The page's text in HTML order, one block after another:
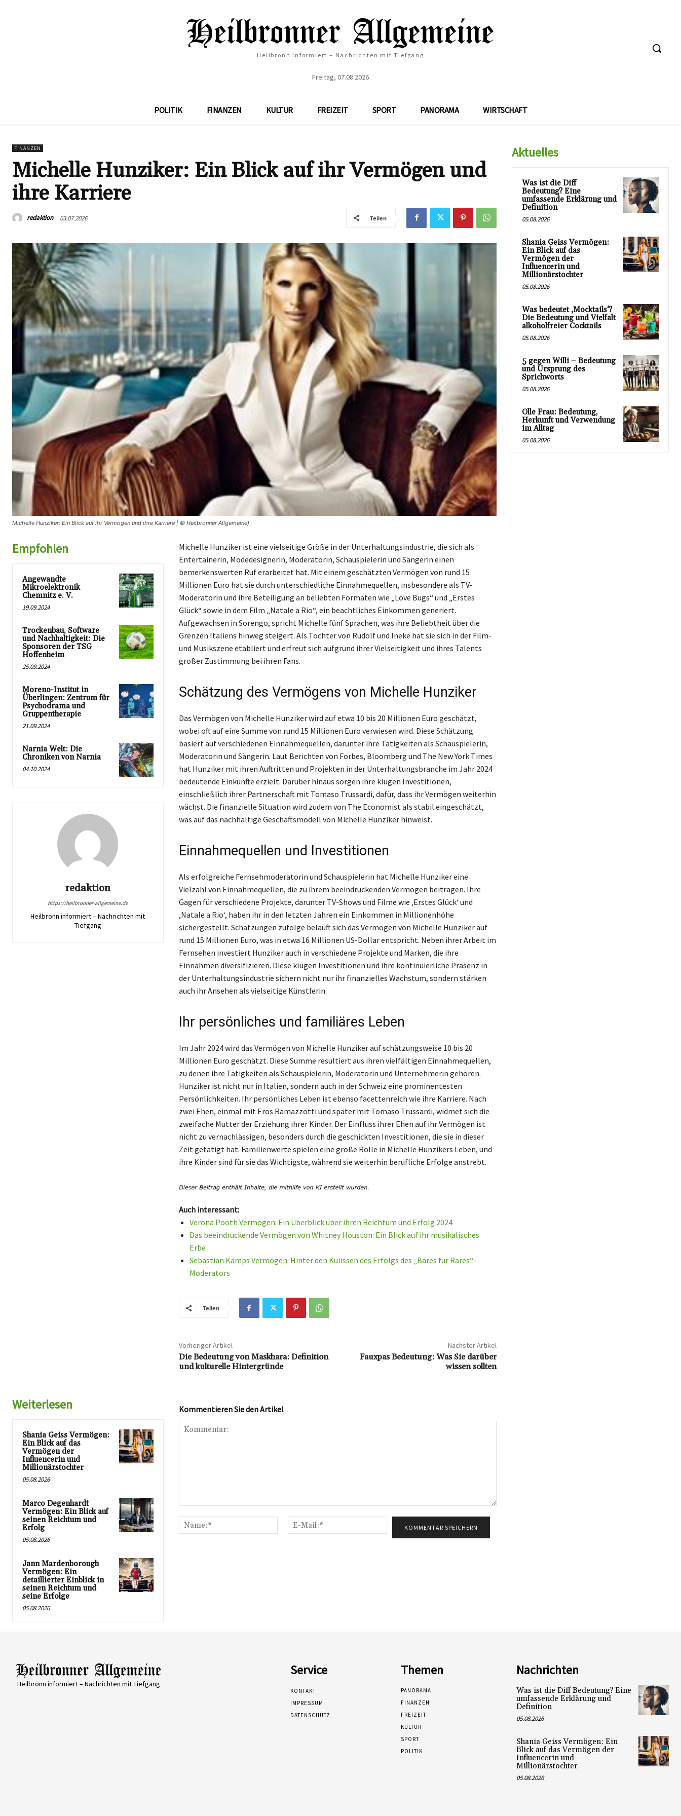
Heilbronn informiert – Nachrichten mit Tiefgang
Freitag, 07.08.2026
POLITIK FINANZEN KULTUR FREIZEIT SPORT PANORAMA WIRTSCHAFT
FINANZEN
Michelle Hunziker: Ein Blick auf ihr Vermögen und
ihre Karriere
redaktion 03.07.2026 Teilen
Michelle Hunziker: Ein Blick auf ihr Vermögen und ihre Karriere | © Heilbronner Allgemeine)
Empfohlen
Angewandte
Mikroelektronik
Chemnitz e. V.
19.09.2024
Trockenbau, Software
und Nachhaltigkeit: Die
Sponsoren der TSG
Hoffenheim
25.09.2024
Moreno-Institut in
Überlingen: Zentrum für
Psychodrama und
Gruppentherapie
21.09.2024
Narnia Welt: Die
Chroniken von Narnia
04.10.2024
redaktion
https://heilbronner-allgemeine.de
Heilbronn informiert – Nachrichten mit
Tiefgang
Michelle Hunziker ist eine vielseitige Größe in der Unterhaltungsindustrie, die sich als
Entertainerin, Modedesignerin, Moderatorin, Schauspielerin und Sängerin einen
bemerkenswerten Ruf erarbeitet hat. Mit einem geschätzten Vermögen von rund 15
Millionen Euro hat sie durch unterschiedliche Einnahmequellen, insbesondere als TV-
Moderatorin und ihre Beteiligung an beliebten Formaten wie „Love Bugs“ und „Erstes
Glück“ sowie in dem Film „Natale a Rio“, ein beachtliches Einkommen generiert.
Aufgewachsen in Sorengo, spricht Michelle fünf Sprachen, was ihre Beliebtheit über die
Grenzen Italiens hinweg steigert. Als Tochter von Rudolf und Ineke hat sie sich in der Film-
und Musikszene etabliert und erfreut sich aufgrund ihrer Vielseitigkeit und ihres Talents
großer Zustimmung bei ihren Fans.
Schätzung des Vermögens von Michelle Hunziker
Das Vermögen von Michelle Hunziker wird auf etwa 10 bis 20 Millionen Euro geschätzt,
wobei oft auf eine Summe von rund 15 Millionen Euro verwiesen wird. Diese Schätzung
basiert auf verschiedenen Einnahmequellen, darunter ihre Tätigkeiten als Schauspielerin,
Moderatorin und Sängerin. Laut Berichten von Forbes, Bloomberg und The New York Times
hat Hunziker mit ihren Auftritten und Projekten in der Unterhaltungsbranche im Jahr 2024
bedeutende Einkünfte erzielt. Darüber hinaus sorgen ihre klugen Investitionen,
einschließlich ihrer Partnerschaft mit Tomaso Trussardi, dafür, dass ihr Vermögen weiterhin
wächst. Die finanzielle Situation wird zudem von The Economist als stabil eingeschätzt,
was auf das nachhaltige Geschäftsmodell von Michelle Hunziker hinweist.
Einnahmequellen und Investitionen
Als erfolgreiche Fernsehmoderatorin und Schauspielerin hat Michelle Hunziker eine
Vielzahl von Einnahmequellen, die zu ihrem beeindruckenden Vermögen beitragen. Ihre
Gagen für verschiedene Projekte, darunter TV-Shows und Filme wie ‚Erstes Glück‘ und
‚Natale a Rio‘, haben ihr in den letzten Jahren ein Einkommen in Millionenhöhe
sichergestellt. Schätzungen zufolge beläuft sich das Vermögen von Michelle Hunziker auf
rund 15 Millionen Euro, was in etwa 16 Millionen US-Dollar entspricht. Neben ihrer Arbeit im
Fernsehen investiert Hunziker auch in verschiedene Projekte und Marken, die ihre
Einnahmen diversifizieren. Diese klugen Investitionen und ihre kontinuierliche Präsenz in
der Unterhaltungsindustrie sichern nicht nur ihr finanzielles Wachstum, sondern stärken
auch ihr Ansehen als vielseitige Künstlerin.
Ihr persönliches und familiäres Leben
Im Jahr 2024 wird das Vermögen von Michelle Hunziker auf schätzungsweise 10 bis 20
Millionen Euro geschätzt. Diese Summe resultiert aus ihren vielfältigen Einnahmequellen,
zu denen ihre Tätigkeiten als Schauspielerin, Moderatorin und Unternehmerin gehören.
Hunziker ist nicht nur in Italien, sondern auch in der Schweiz eine prominentesten
Persönlichkeiten. Ihr persönliches Leben ist ebenso facettenreich wie ihre Karriere. Nach
zwei Ehen, einmal mit Eros Ramazzotti und später mit Tomaso Trussardi, widmet sich die
zweifache Mutter der Erziehung ihrer Kinder. Der Einfluss ihrer Ehen auf ihr Vermögen ist
nicht zu vernachlässigen, besonders durch die geschickten Investitionen, die sie in dieser
Zeit getätigt hat. Familienwerte spielen eine große Rolle in Michelle Hunzikers Leben, und
ihre Kinder sind für sie das Wichtigste, während sie weiterhin berufliche Erfolge anstrebt.
Auch interessant:
Verona Pooth Vermögen: Ein Überblick über ihren Reichtum und Erfolg 2024
Das beeindruckende Vermögen von Whitney Houston: Ein Blick auf ihr musikalisches
Erbe
Sebastian Kamps Vermögen: Hinter den Kulissen des Erfolgs des „Bares für Rares“-
Moderators
Teilen
Vorheriger Artikel
Die Bedeutung von Maskhara: Definition
und kulturelle Hintergründe
Nächster Artikel
Fauxpas Bedeutung: Was Sie darüber
wissen sollten
Weiterlesen
Shania Geiss Vermögen:
Ein Blick auf das
Vermögen der
Influencerin und
Millionärstochter
05.08.2026
Marco Degenhardt
Vermögen: Ein Blick auf
seinen Reichtum und
Erfolg
05.08.2026
Jann Mardenborough
Vermögen: Ein
detaillierter Einblick in
seinen Reichtum und
seine Erfolge
05.08.2026
Kommentieren Sie den Artikel
Name:*
Mail:*
Aktuelles
Was ist die Diff
Bedeutung? Eine
umfassende Erklärung und
Definition
05.08.2026
Shania Geiss Vermögen:
Ein Blick auf das
Vermögen der
Influencerin und
Millionärstochter
05.08.2026
Was bedeutet ‚Mocktails‘?
Die Bedeutung und Vielfalt
alkoholfreier Cocktails
05.08.2026
5 gegen Willi – Bedeutung
und Ursprung des
Sprichworts
05.08.2026
Olle Frau: Bedeutung,
Herkunft und Verwendung
im Alltag
05.08.2026
Heilbronn informiert – Nachrichten mit Tiefgang
Service
KONTAKT
IMPRESSUM
DATENSCHUTZ
Themen
PANORAMA
FINANZEN
FREIZEIT
KULTUR
SPORT
POLITIK
Nachrichten
Was ist die Diff Bedeutung? Eine
umfassende Erklärung und
Definition
05.08.2026
Shania Geiss Vermögen: Ein
Blick auf das Vermögen der
Influencerin und
Millionärstochter
05.08.2026